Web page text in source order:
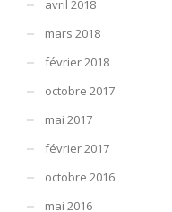
avril 2018
mars 2018
février 2018
octobre 2017
mai 2017
février 2017
octobre 2016
mai 2016